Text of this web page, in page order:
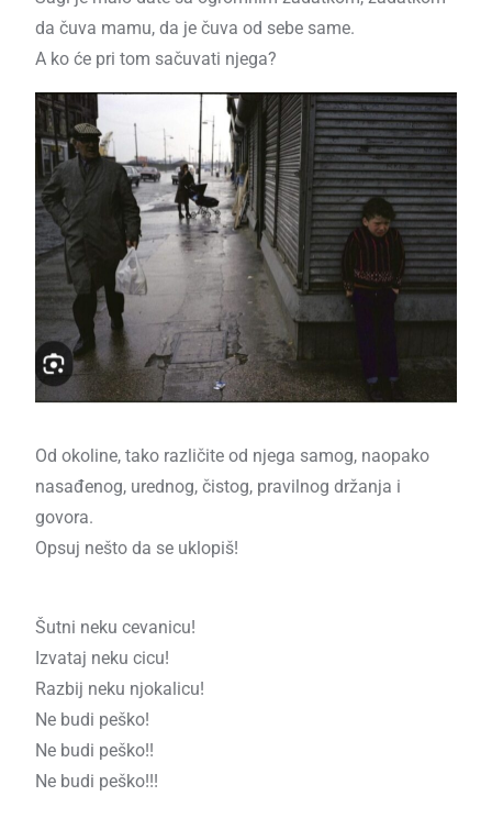
da čuva mamu, da je čuva od sebe same.
A ko će pri tom sačuvati njega?
Od okoline, tako različite od njega samog, naopako
nasađenog, urednog, čistog, pravilnog držanja i
govora.
Opsuj nešto da se uklopiš!
Šutni neku cevanicu!
Izvataj neku cicu!
Razbij neku njokalicu!
Ne budi peško!
Ne budi peško!!
Ne budi peško!!!